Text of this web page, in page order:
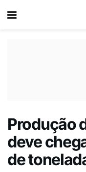
Produção
deve
de